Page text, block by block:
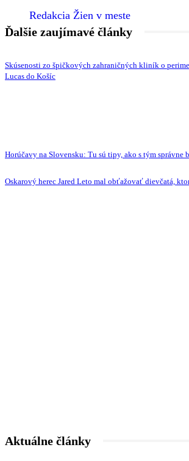
Redakcia Žien v meste
Ďalšie zaujímavé články
Skúsenosti zo špičkových zahraničných kliník o
Lucas do Košíc
Horúčavy na Slovensku: Tu sú tipy, ako s tým správne
Oskarový herec Jared Leto mal obťažovať dievčatá,
Aktuálne články